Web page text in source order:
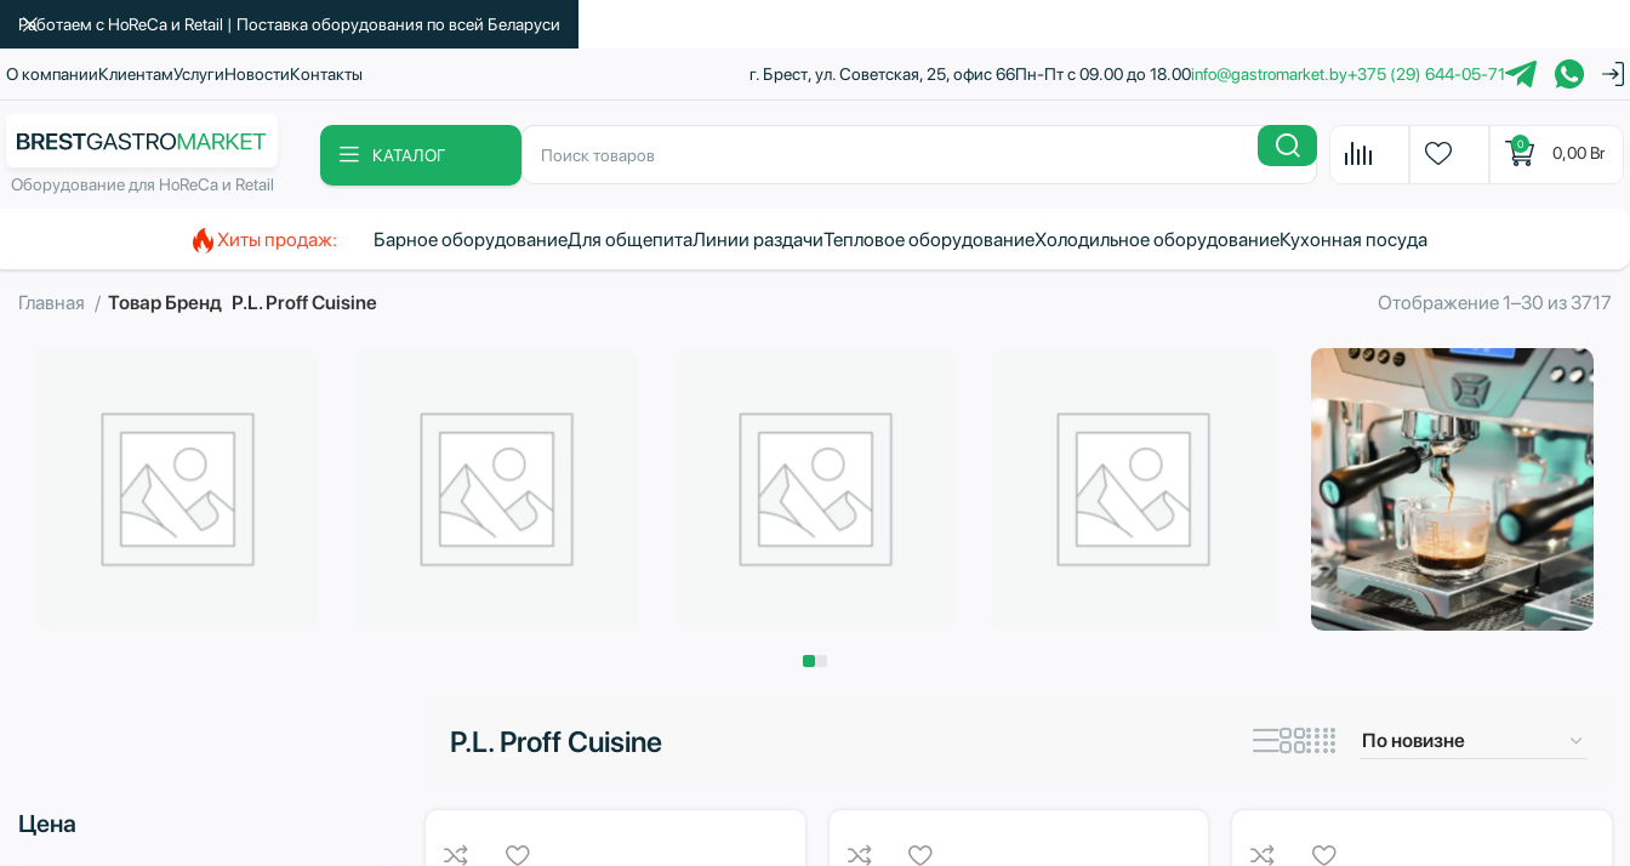
О компанииКлиентамУслугиНовостиКонтакты г. Брест, ул. Советская, 25, офис 66Пн-Пт с 09.00 до 18.00info@gastromarket.by+375 (29) 644-05-71
Оборудование для HoReCa и Retail
КАТАЛОГ
0 0,00 Br
Хиты продаж: Барное оборудованиеДля общепитаЛинии раздачиТепловое оборудованиеХолодильное оборудованиеКухонная посуда
Главная Товар Бренд P.L. Proff Cuisine Отображение 1–30 из 3717
Цена
P.L. Proff Cuisine
Работаем с HoReCa и Retail | Поставка оборудования по всей Беларуси